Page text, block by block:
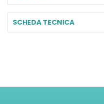
SCHEDA TECNICA